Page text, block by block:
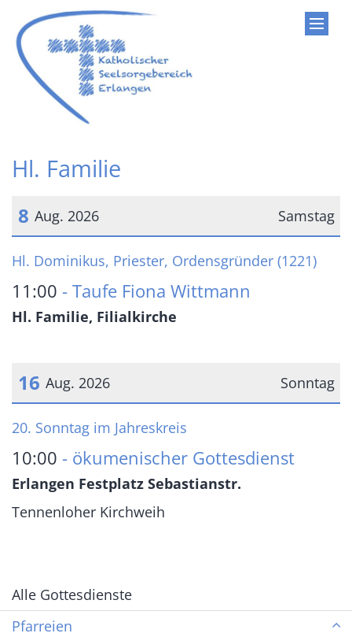
Zum Inhalt springen
Hl. Familie
Samstag
8 Aug. 2026
Datum: 8. August 2026
Hl. Dominikus, Priester, Ordensgründer (1221)
11:00 Taufe Fiona Wittmann
Hl. Familie, Filialkirche
Sonntag
16 Aug. 2026
Datum: 16. August 2026
20. Sonntag im Jahreskreis
10:00 ökumenischer Gottesdienst
Erlangen Festplatz Sebastianstr.
Tennenloher Kirchweih
Alle Gottesdienste
Pfarreien